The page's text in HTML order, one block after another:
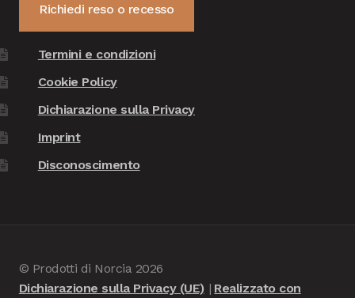
Richiedi reso o recesso
Termini e condizioni
Cookie Policy
Dichiarazione sulla Privacy
Imprint
Disconoscimento
© Prodotti di Norcia 2026
Dichiarazione sulla Privacy (UE)
Realizzato con